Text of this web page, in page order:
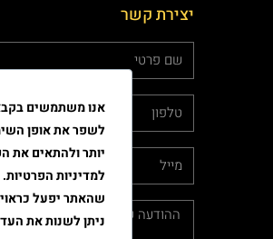
יצירת קשר
לשפר את אופן
יותר ולהתאים את
למדיניות
שהאתר יפעל
ניתן לשנות את